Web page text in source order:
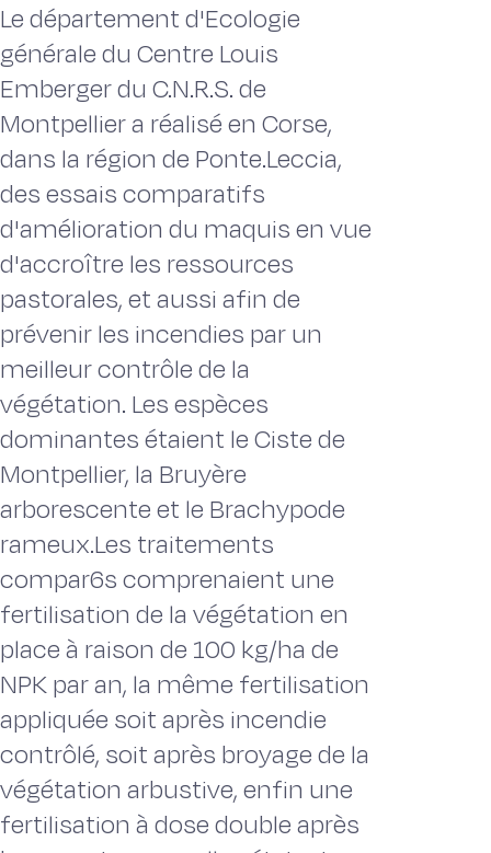
Le département d'Ecologie
générale du Centre Louis
Emberger du C.N.R.S. de
Montpellier a réalisé en Corse,
dans la région de Ponte.Leccia,
des essais comparatifs
d'amélioration du maquis en vue
d'accroître les ressources
pastorales, et aussi afin de
prévenir les incendies par un
meilleur contrôle de la
végétation. Les espèces
dominantes étaient le Ciste de
Montpellier, la Bruyère
arborescente et le Brachypode
rameux.Les traitements
compar6s comprenaient une
fertilisation de la végétation en
place à raison de 100 kg/ha de
NPK par an, la même fertilisation
appliquée soit après incendie
contrôlé, soit après broyage de la
végétation arbustive, enfin une
fertilisation à dose double après